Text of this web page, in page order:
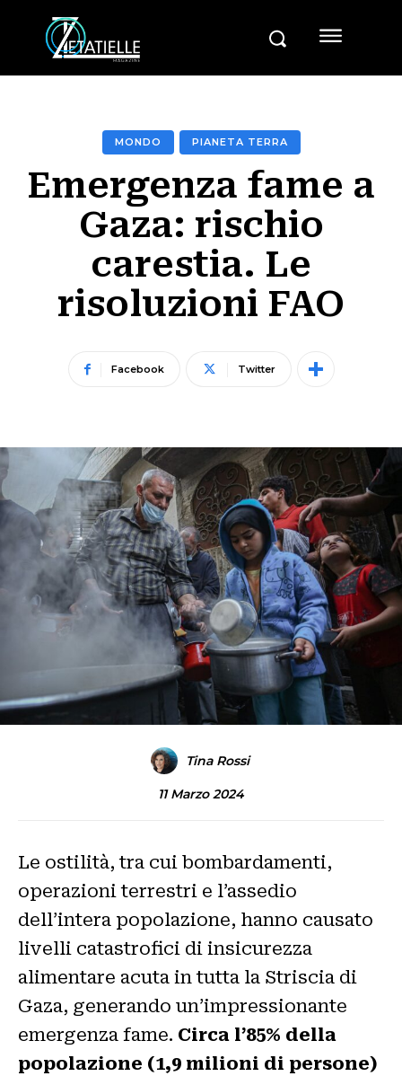
MONDO PIANETA TERRA
Emergenza fame a
Gaza: rischio
carestia. Le
risoluzioni FAO
Facebook Twitter
Tina Rossi
11 Marzo 2024
Le ostilità, tra cui bombardamenti,
operazioni terrestri e l’assedio
dell’intera popolazione, hanno causato
livelli catastrofici di insicurezza
alimentare acuta in tutta la Striscia di
Gaza, generando un’impressionante
emergenza fame. Circa l’85% della
popolazione (1,9 milioni di persone)